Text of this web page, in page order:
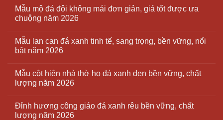
Mẫu mộ đá đôi không mái đơn giản, giá tốt được ưa
chuộng năm 2026
Mẫu lan can đá xanh tinh tế, sang trọng, bền vững, nổi
bật năm 2026
Mẫu cột hiên nhà thờ họ đá xanh đen bền vững, chất
lượng năm 2026
Đỉnh hương công giáo đá xanh rêu bền vững, chất
lượng năm 2026